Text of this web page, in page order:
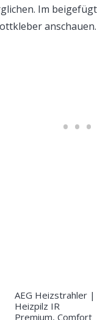
Im
anschauen.
AEG Heizstrahler |
Heizpilz IR
Premium, Comfort